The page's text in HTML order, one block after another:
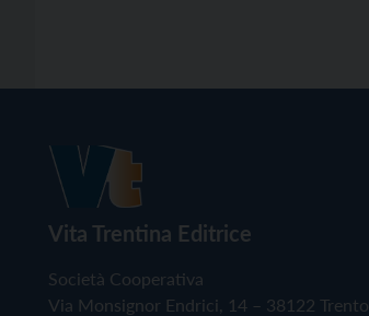
Vita Trentina Editrice
Società Cooperativa
Via Monsignor Endrici, 14 – 38122 Trento